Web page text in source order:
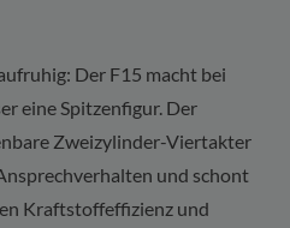
Der F15 macht bei
eine Spitzenfigur. Der
Zweizylinder-Viertakter
und schont
Kraftstoffeffizienz und